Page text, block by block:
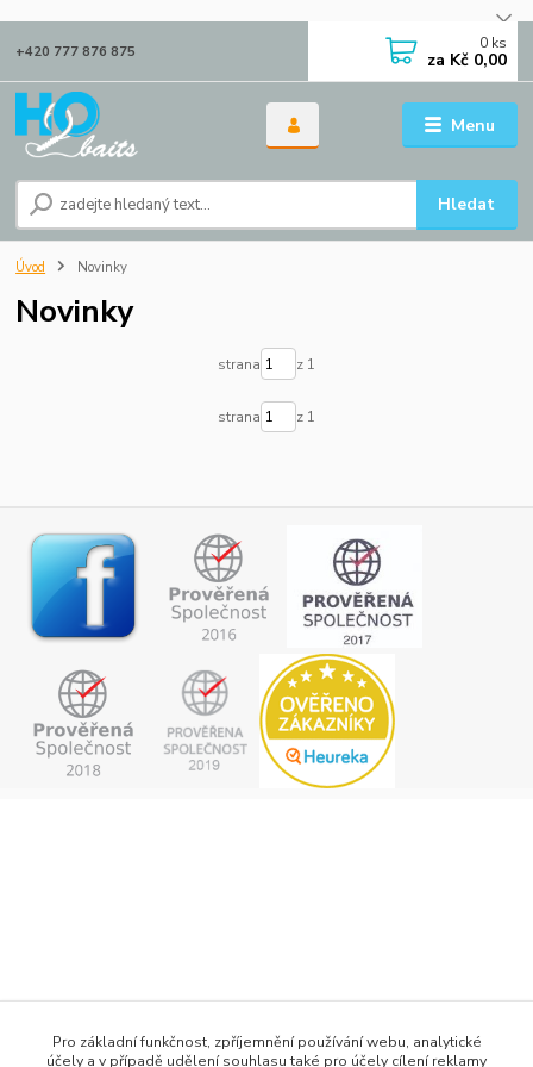
Menu
Hledat
+420 777 876 875 0 ks
za Kč 0,00
Úvod Novinky
Novinky
strana z 1
strana z 1
Pro základní funkčnost, zpříjemnění používání webu, analytické
účely a v případě udělení souhlasu také pro účely cílení reklamy